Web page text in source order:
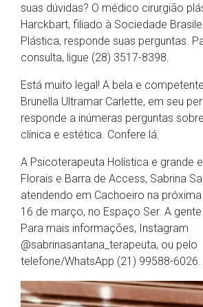
suas dúvidas? O médico cirurgião
Harckbart, filiado à Sociedade
Plástica, responde suas perguntas.
consulta, ligue (28) 3517-8398.
Está muito legal! A bela e
Brunella Ultramar Carlette, em seu
responde a inúmeras perguntas
clínica e estética. Confere lá.
A Psicoterapeuta Holística e grande
Florais e Barra de Access, Sabrina
atendendo em Cachoeiro na
16 de março, no Espaço Ser. A
Para mais informações, Instagram
@sabrinasantana_terapeuta, ou pelo
telefone/WhatsApp (21) 99588-6026.